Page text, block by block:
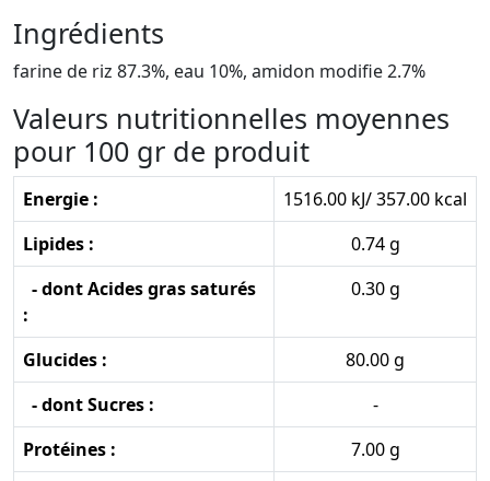
Ingrédients
farine de riz 87.3%, eau 10%, amidon modifie 2.7%
Valeurs nutritionnelles moyennes
pour 100 gr de produit
Energie :
1516.00 kJ/ 357.00 kcal
Lipides :
0.74 g
- dont Acides gras saturés
:
0.30 g
Glucides :
80.00 g
- dont Sucres :
-
Protéines :
7.00 g